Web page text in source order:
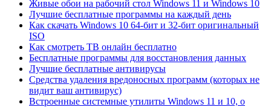
Живые обои на рабочий стол Windows 11 и Windows 10
Лучшие бесплатные программы на каждый день
Как скачать Windows 10 64-бит и 32-бит оригинальный
ISO
Как смотреть ТВ онлайн бесплатно
Бесплатные программы для восстановления данных
Лучшие бесплатные антивирусы
Средства удаления вредоносных программ (которых не
видит ваш антивирус)
Встроенные системные утилиты Windows 11 и 10, о